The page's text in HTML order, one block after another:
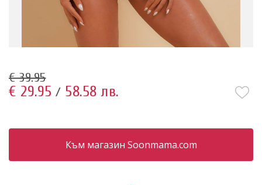
€ 39.95
€ 29.95 / 58.58 лв.
Към магазин Soonmama.com